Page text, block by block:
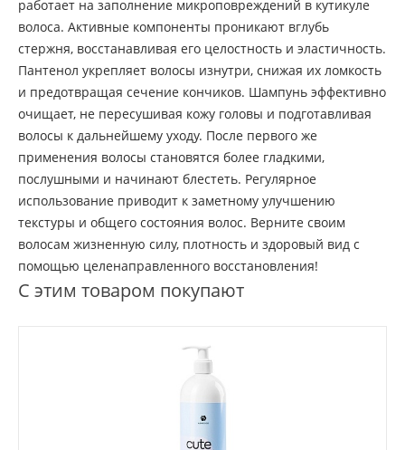
работает на заполнение микроповреждений в кутикуле
волоса. Активные компоненты проникают вглубь
стержня, восстанавливая его целостность и эластичность.
Пантенол укрепляет волосы изнутри, снижая их ломкость
и предотвращая сечение кончиков. Шампунь эффективно
очищает, не пересушивая кожу головы и подготавливая
волосы к дальнейшему уходу. После первого же
применения волосы становятся более гладкими,
послушными и начинают блестеть. Регулярное
использование приводит к заметному улучшению
текстуры и общего состояния волос. Верните своим
волосам жизненную силу, плотность и здоровый вид с
помощью целенаправленного восстановления!
С этим товаром покупают